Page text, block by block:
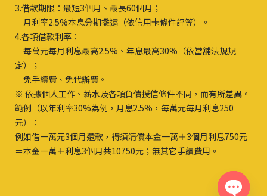
3.借款期限：最短3個月、最長60個月；
月利率2.5%本息分期攤還（依信用卡條件評等）。
4.各項借款利率：
每萬元每月利息最高2.5%、年息最高30%（依當舖法規規
定）；
免手續費、免代辦費。
※ 依據個人工作、薪水及各項負債授信條件不同，而有所差異。
範例（以年利率30%為例，月息2.5%，每萬元每月利息250
元）：
例如借一萬元3個月還款，得須清償本金一萬＋3個月利息750元
＝本金一萬＋利息3個月共10750元；無其它手續費用。